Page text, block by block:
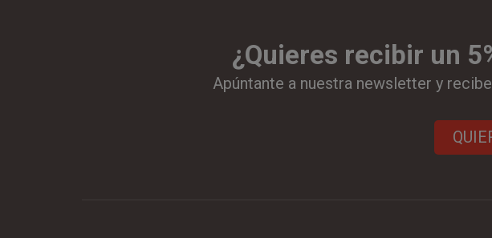
¿Quieres recibir un
Apúntante a nuestra newsletter y